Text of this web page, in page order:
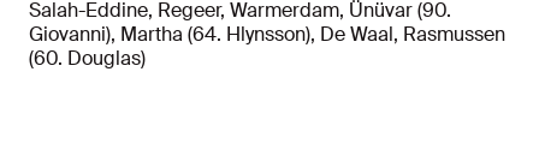
Salah-Eddine, Regeer, Warmerdam, Ünüvar (90.
Giovanni), Martha (64. Hlynsson), De Waal, Rasmussen
(60. Douglas)